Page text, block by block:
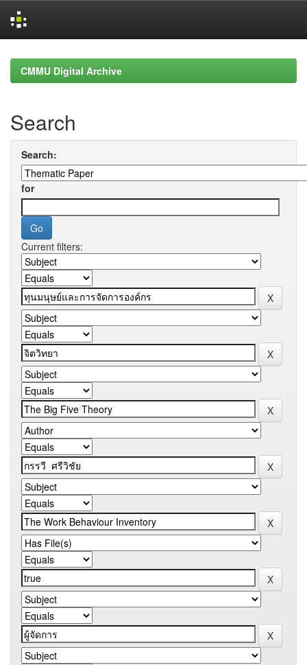
navigationCMMU Digital Archive
Search
Search:
for
Current filters: